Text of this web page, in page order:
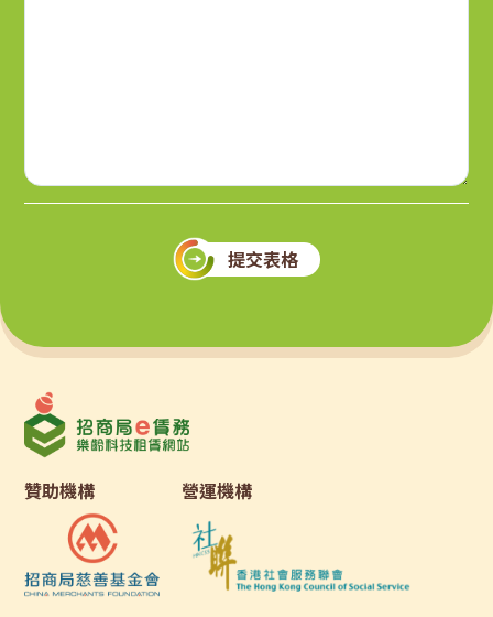
提交表格
贊助機構 營運機構